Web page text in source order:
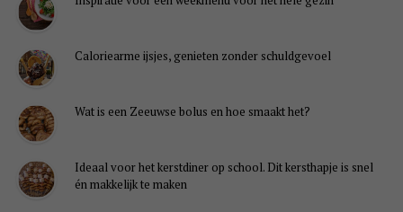
Caloriearme ijsjes, genieten zonder schuldgevoel
Wat is een Zeeuwse bolus en hoe smaakt het?
Ideaal voor het kerstdiner op school. Dit kersthapje is snel
én makkelijk te maken